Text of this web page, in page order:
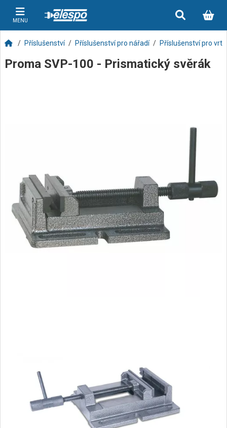
MENU
Příslušenství Příslušenství pro nářadí Příslušenství pro
Proma SVP-100 - Prismatický svěrák